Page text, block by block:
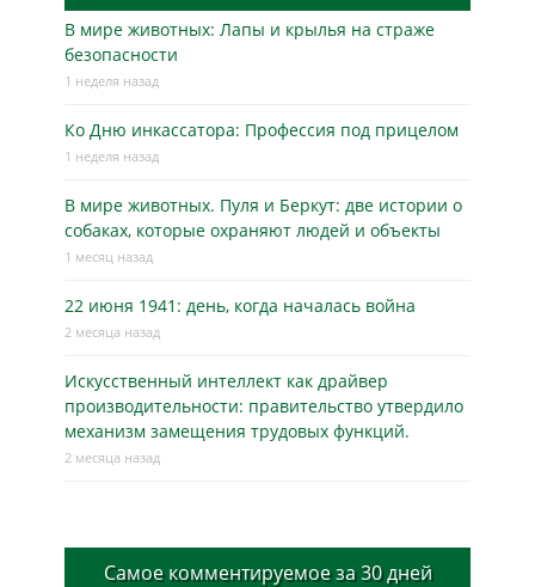
В мире животных: Лапы и крылья на страже
безопасности
1 неделя назад
Ко Дню инкассатора: Профессия под прицелом
1 неделя назад
В мире животных. Пуля и Беркут: две истории о
собаках, которые охраняют людей и объекты
1 месяц назад
22 июня 1941: день, когда началась война
2 месяца назад
Искусственный интеллект как драйвер
производительности: правительство утвердило
механизм замещения трудовых функций.
2 месяца назад
Самое комментируемое за 30 дней